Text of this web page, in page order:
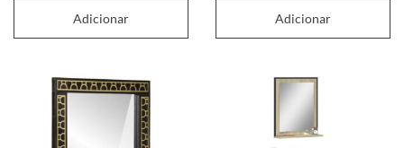
Adicionar Adicionar